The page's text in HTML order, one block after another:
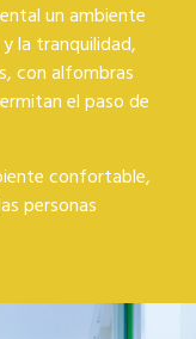
un ambiente
la tranquilidad,
con alfombras
el paso de
confortable,
personas